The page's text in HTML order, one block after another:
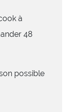
à
48
possible